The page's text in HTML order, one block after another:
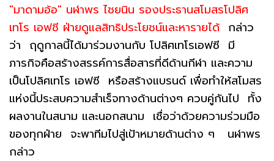
"มาดามอ้อ" นฬาพร ไชยนิน รองประธานสโมสรโปลิศ
เทโร เอฟชี ฝ่ายดูแลสิทธิประโยชน์และหารายได้ กล่าว
ว่า ฤดูกาลนี้ได้มาร่วมงานกับ โปลิศเทโรเอฟซี มี
ภารกิจคือสร้างสรรค์การสื่อสารที่ดีด้านกีฬา และความ
เป็นโปลิศเทโร เอฟซี หรือสร้างแบรนด์ เพื่อทำให้สโมสร
แห่งนี้ประสบความสำเร็จทางด้านต่างๆ ควบคู่กันไป ทั้ง
ผลงานในสนาม และนอกสนาม เชื่อว่าด้วยความร่วมมือ
ของทุกฝ่าย จะพาทีมไปสู่เป้าหมายด้านต่าง ๆ นฬาพร
กล่าว